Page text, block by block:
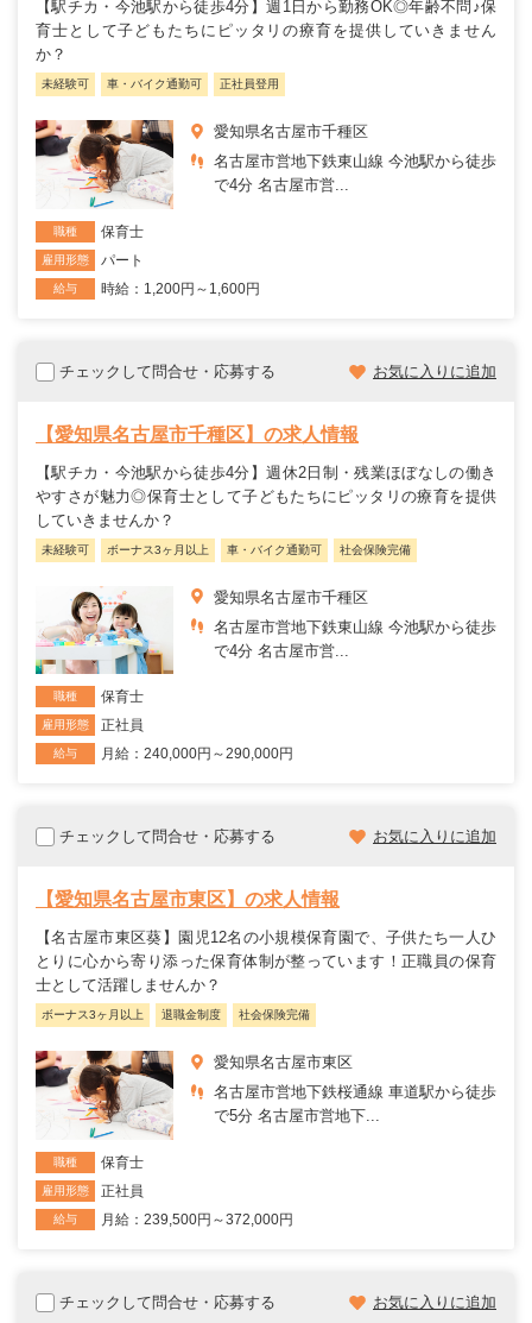
【駅チカ・今池駅から徒歩4分】週1日から勤務OK◎年齢不問♪保
育士として子どもたちにピッタリの療育を提供していきません
か？
未経験可 車・バイク通勤可 正社員登用
愛知県名古屋市千種区
名古屋市営地下鉄東山線 今池駅から徒歩
で4分 名古屋市営...
職種 保育士
雇用形態 パート
給与 時給：1,200円～1,600円
チェックして問合せ・応募する お気に入りに追加
【愛知県名古屋市千種区】の求人情報
【駅チカ・今池駅から徒歩4分】週休2日制・残業ほぼなしの働き
やすさが魅力◎保育士として子どもたちにピッタリの療育を提供
していきませんか？
未経験可 ボーナス3ヶ月以上 車・バイク通勤可 社会保険完備
愛知県名古屋市千種区
名古屋市営地下鉄東山線 今池駅から徒歩
で4分 名古屋市営...
職種 保育士
雇用形態 正社員
給与 月給：240,000円～290,000円
チェックして問合せ・応募する お気に入りに追加
【愛知県名古屋市東区】の求人情報
【名古屋市東区葵】園児12名の小規模保育園で、子供たち一人ひ
とりに心から寄り添った保育体制が整っています！正職員の保育
士として活躍しませんか？
ボーナス3ヶ月以上 退職金制度 社会保険完備
愛知県名古屋市東区
名古屋市営地下鉄桜通線 車道駅から徒歩
で5分 名古屋市営地下...
職種 保育士
雇用形態 正社員
給与 月給：239,500円～372,000円
チェックして問合せ・応募する お気に入りに追加